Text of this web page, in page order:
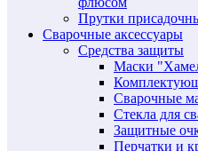
Прутки
Сварочные аксессуары
Средства защиты
Маски
Сварочные
Стекла для
Защитные
Перчатки и